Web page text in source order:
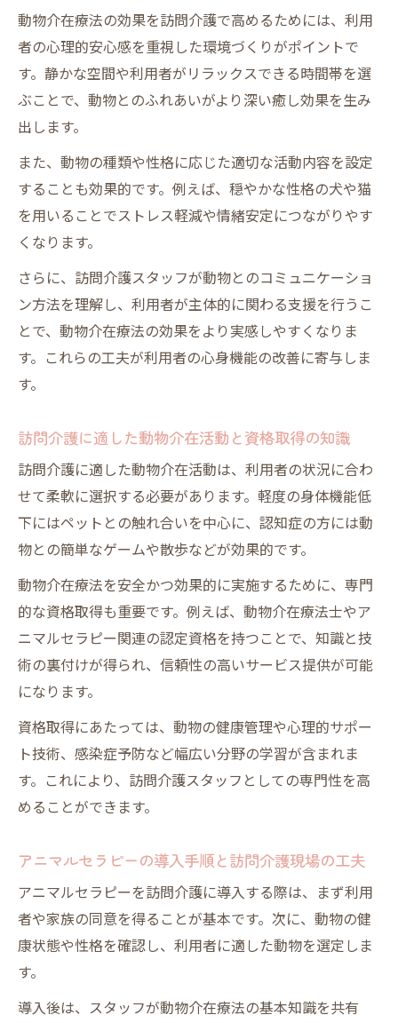
動物介在療法の効果を訪問介護で高めるためには、利用
者の心理的安心感を重視した環境づくりがポイントで
す。静かな空間や利用者がリラックスできる時間帯を選
ぶことで、動物とのふれあいがより深い癒し効果を生み
出します。
また、動物の種類や性格に応じた適切な活動内容を設定
することも効果的です。例えば、穏やかな性格の犬や猫
を用いることでストレス軽減や情緒安定につながりやす
くなります。
さらに、訪問介護スタッフが動物とのコミュニケーショ
ン方法を理解し、利用者が主体的に関わる支援を行うこ
とで、動物介在療法の効果をより実感しやすくなりま
す。これらの工夫が利用者の心身機能の改善に寄与しま
す。
訪問介護に適した動物介在活動と資格取得の知識
訪問介護に適した動物介在活動は、利用者の状況に合わ
せて柔軟に選択する必要があります。軽度の身体機能低
下にはペットとの触れ合いを中心に、認知症の方には動
物との簡単なゲームや散歩などが効果的です。
動物介在療法を安全かつ効果的に実施するために、専門
的な資格取得も重要です。例えば、動物介在療法士やア
ニマルセラピー関連の認定資格を持つことで、知識と技
術の裏付けが得られ、信頼性の高いサービス提供が可能
になります。
資格取得にあたっては、動物の健康管理や心理的サポー
ト技術、感染症予防など幅広い分野の学習が含まれま
す。これにより、訪問介護スタッフとしての専門性を高
めることができます。
アニマルセラピーの導入手順と訪問介護現場の工夫
アニマルセラピーを訪問介護に導入する際は、まず利用
者や家族の同意を得ることが基本です。次に、動物の健
康状態や性格を確認し、利用者に適した動物を選定しま
す。
導入後は、スタッフが動物介在療法の基本知識を共有